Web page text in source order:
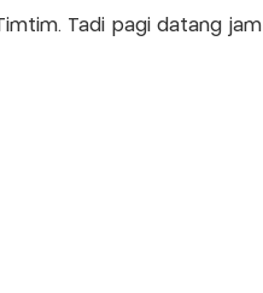
Tadi pagi datang jam